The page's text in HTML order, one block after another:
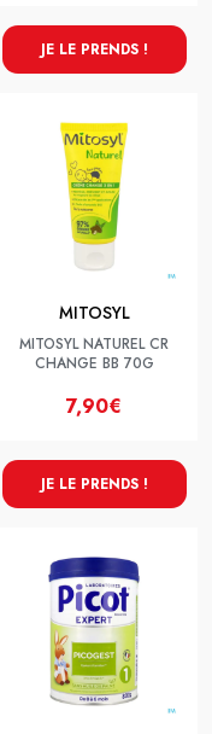
JE LE PRENDS !
MITOSYL
MITOSYL NATUREL CR
CHANGE BB 70G
7,90€
JE LE PRENDS !